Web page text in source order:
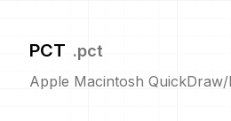
PCT .pct
Apple Macintosh QuickDraw/